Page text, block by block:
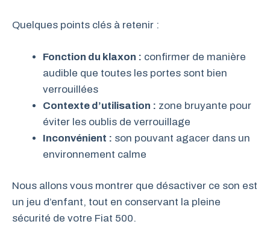
Quelques points clés à retenir :
Fonction du klaxon : confirmer de manière
audible que toutes les portes sont bien
verrouillées
Contexte d’utilisation : zone bruyante pour
éviter les oublis de verrouillage
Inconvénient : son pouvant agacer dans un
environnement calme
Nous allons vous montrer que désactiver ce son est
un jeu d’enfant, tout en conservant la pleine
sécurité de votre Fiat 500.